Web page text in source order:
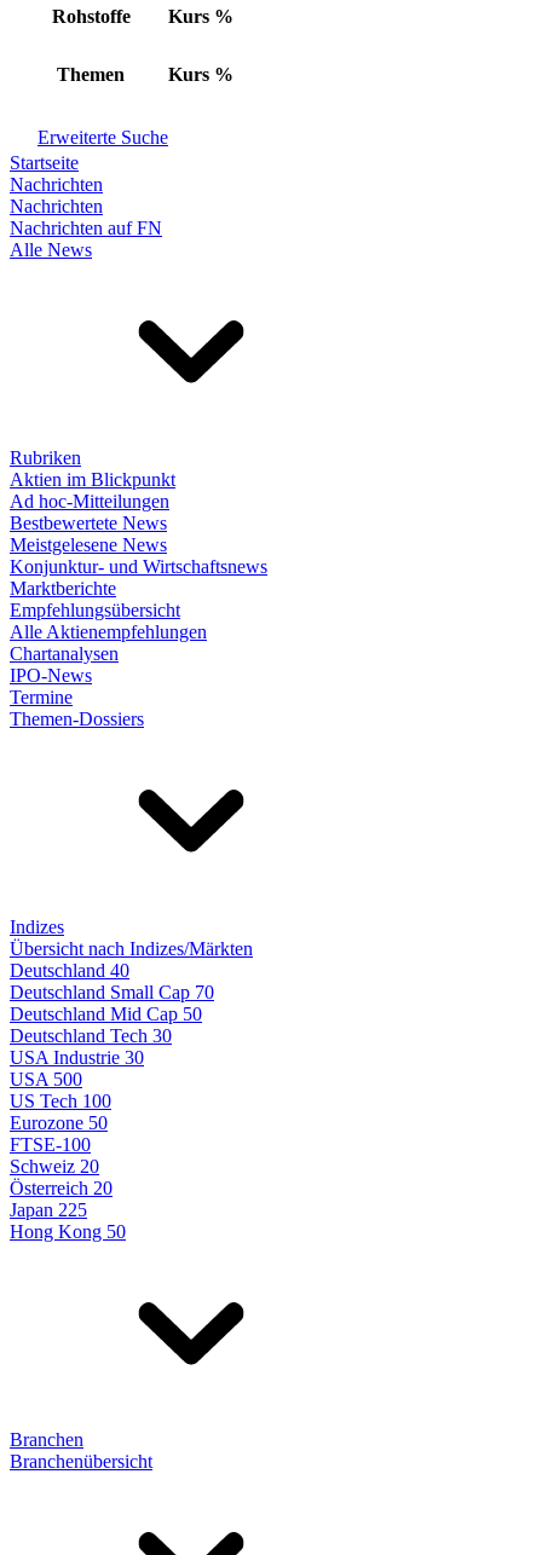
Rohstoffe Kurs %
Themen Kurs %
Erweiterte Suche
Startseite
Nachrichten
Nachrichten
Nachrichten auf FN
Alle News
Rubriken
Aktien im Blickpunkt
Ad hoc-Mitteilungen
Bestbewertete News
Meistgelesene News
Konjunktur- und Wirtschaftsnews
Marktberichte
Empfehlungsübersicht
Alle Aktienempfehlungen
Chartanalysen
IPO-News
Termine
Themen-Dossiers
Indizes
Übersicht nach Indizes/Märkten
Deutschland 40
Deutschland Small Cap 70
Deutschland Mid Cap 50
Deutschland Tech 30
USA Industrie 30
USA 500
US Tech 100
Eurozone 50
FTSE-100
Schweiz 20
Österreich 20
Japan 225
Hong Kong 50
Branchen
Branchenübersicht